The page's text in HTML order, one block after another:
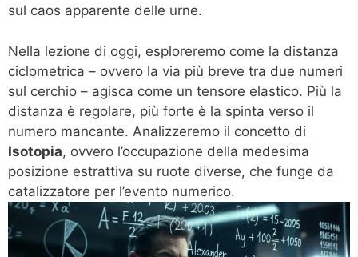
sul caos apparente delle urne.
Nella lezione di oggi, esploreremo come la distanza
ciclometrica – ovvero la via più breve tra due numeri
sul cerchio – agisca come un tensore elastico. Più la
distanza è regolare, più forte è la spinta verso il
numero mancante. Analizzeremo il concetto di
Isotopia, ovvero l’occupazione della medesima
posizione estrattiva su ruote diverse, che funge da
catalizzatore per l’evento numerico.